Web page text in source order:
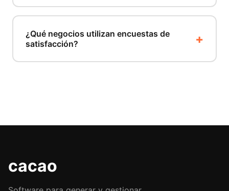
¿Qué negocios utilizan encuestas de
satisfacción?
cacao